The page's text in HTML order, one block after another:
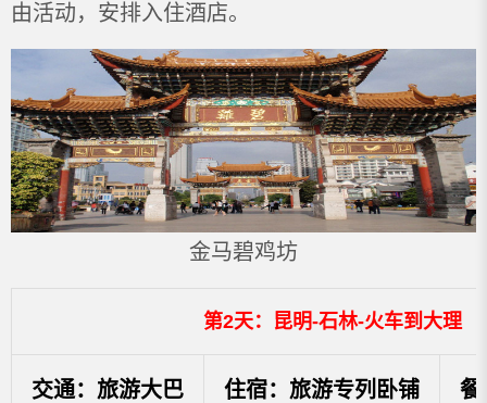
由活动，安排入住酒店。
金马碧鸡坊
第2天：昆明-石林-火车到大理
交通：旅游大巴 住宿：旅游专列卧铺 餐